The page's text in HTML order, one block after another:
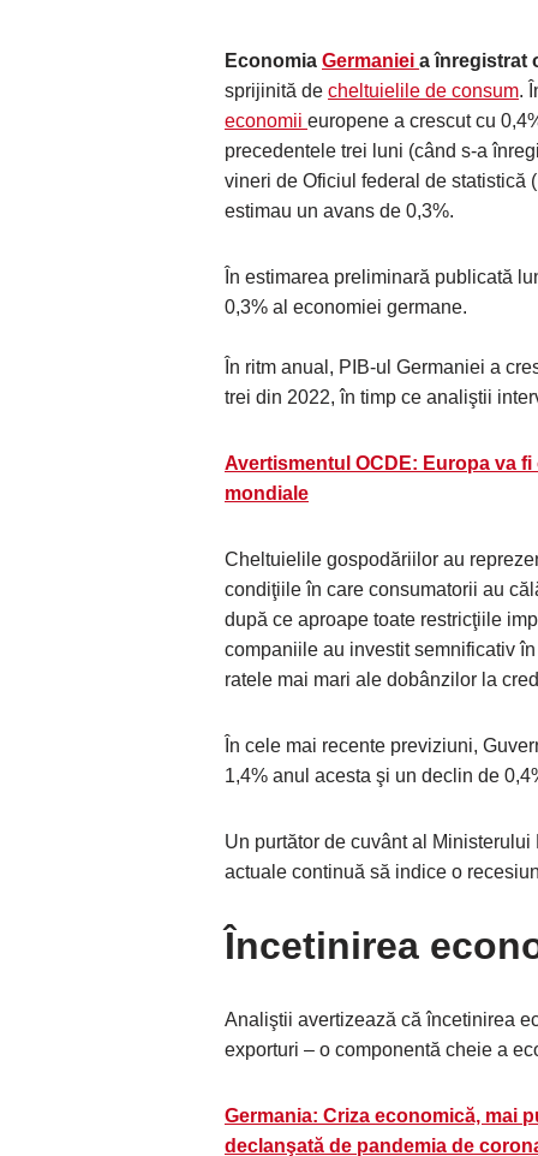
Economia Germaniei a înregistrat
sprijinită de cheltuielile de consum.
economii europene a crescut cu
precedentele trei luni (când s-a
vineri de Oficiul federal de statistică
estimau un avans de 0,3%.
În estimarea preliminară publicată
0,3% al economiei germane.
În ritm anual, PIB-ul Germaniei a
trei din 2022, în timp ce analiştii
Avertismentul OCDE: Europa va
mondiale
Cheltuielile gospodăriilor au
condiţiile în care consumatorii au
după ce aproape toate restricţiile
companiile au investit semnificativ
ratele mai mari ale dobânzilor la
În cele mai recente previziuni,
1,4% anul acesta şi un declin de
Un purtător de cuvânt al
actuale continuă să indice o
Încetinirea
Analiştii avertizează că încetinirea
exporturi – o componentă cheie a
Germania: Criza economică, mai
declanşată de pandemia de